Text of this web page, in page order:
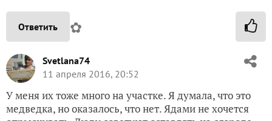
Ответить ✿
Svetlana74
11 апреля 2016, 20:52
У меня их тоже много на участке. Я думала, что это
медведка, но оказалось, что нет. Ядами не хочется